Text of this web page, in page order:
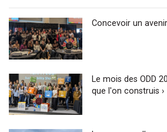
Concevoir un
Le mois des ODD
que l'on construis ›